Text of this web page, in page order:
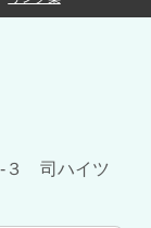
３ 司ハイツ